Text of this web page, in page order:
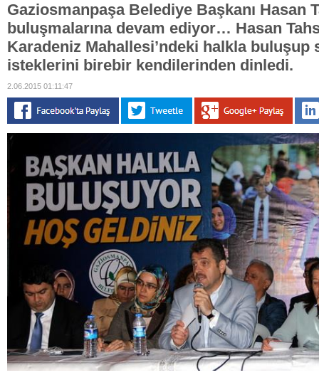
Gaziosmanpaşa Belediye Başkanı Hasan
buluşmalarına devam ediyor… Hasan
Karadeniz Mahallesi’ndeki halkla buluşup
isteklerini birebir kendilerinden dinledi.
2.06.2015 01:11:47